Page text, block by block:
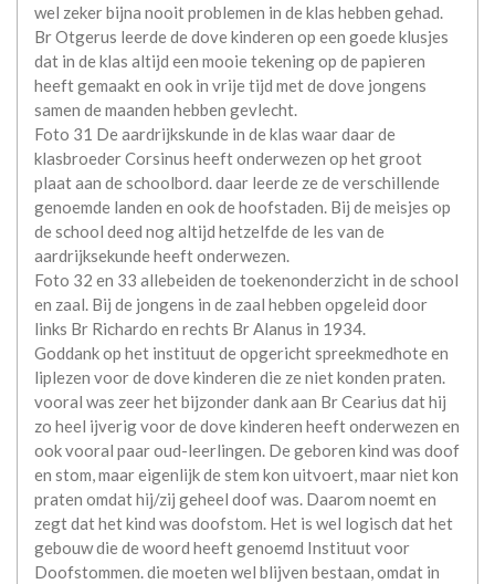
wel zeker bijna nooit problemen in de klas hebben gehad.
Br Otgerus leerde de dove kinderen op een goede klusjes
dat in de klas altijd een mooie tekening op de papieren
heeft gemaakt en ook in vrije tijd met de dove jongens
samen de maanden hebben gevlecht.
Foto 31 De aardrijkskunde in de klas waar daar de
klasbroeder Corsinus heeft onderwezen op het groot
plaat aan de schoolbord. daar leerde ze de verschillende
genoemde landen en ook de hoofstaden. Bij de meisjes op
de school deed nog altijd hetzelfde de les van de
aardrijksekunde heeft onderwezen.
Foto 32 en 33 allebeiden de toekenonderzicht in de school
en zaal. Bij de jongens in de zaal hebben opgeleid door
links Br Richardo en rechts Br Alanus in 1934.
Goddank op het instituut de opgericht spreekmedhote en
liplezen voor de dove kinderen die ze niet konden praten.
vooral was zeer het bijzonder dank aan Br Cearius dat hij
zo heel ijverig voor de dove kinderen heeft onderwezen en
ook vooral paar oud-leerlingen. De geboren kind was doof
en stom, maar eigenlijk de stem kon uitvoert, maar niet kon
praten omdat hij/zij geheel doof was. Daarom noemt en
zegt dat het kind was doofstom. Het is wel logisch dat het
gebouw die de woord heeft genoemd Instituut voor
Doofstommen. die moeten wel blijven bestaan, omdat in